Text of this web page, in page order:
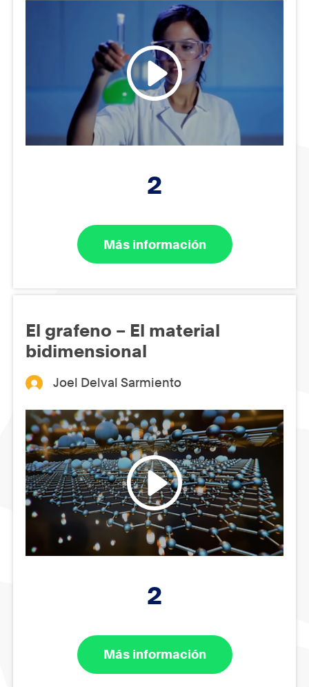
2
Más información
El grafeno – El material
bidimensional
Joel Delval Sarmiento
2
Más información